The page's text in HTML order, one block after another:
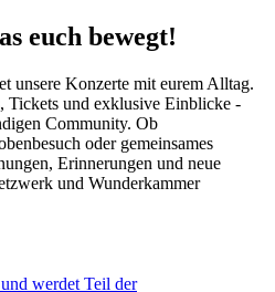
euch bewegt!
unsere Konzerte mit eurem Alltag.
Tickets und exklusive Einblicke -
Community. Ob
oder gemeinsames
Erinnerungen und neue
und Wunderkammer
werdet Teil der